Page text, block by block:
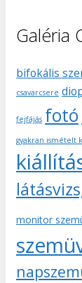
Galéria
bifokális
csavarcsere
fejfájás fotó
gyakran ismételt
monitor